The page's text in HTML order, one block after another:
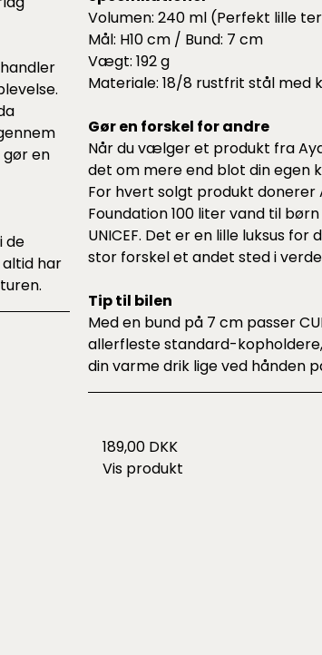
gør en
de
har
Volumen: 240 ml (Perfekt lille
Mål: H10 cm / Bund: 7 cm
Vægt: 192 g
Materiale: 18/8 rustfrit stål med
Gør en forskel for andre
Når du vælger et produkt fra
det om mere end blot din egen
For hvert solgt produkt donerer
Foundation 100 liter vand til
UNICEF. Det er en lille luksus for
stor forskel et andet sted i
Tip til bilen
Med en bund på 7 cm passer
allerfleste standard-
din varme drik lige ved hånden
189,00 DKK
Vis produkt